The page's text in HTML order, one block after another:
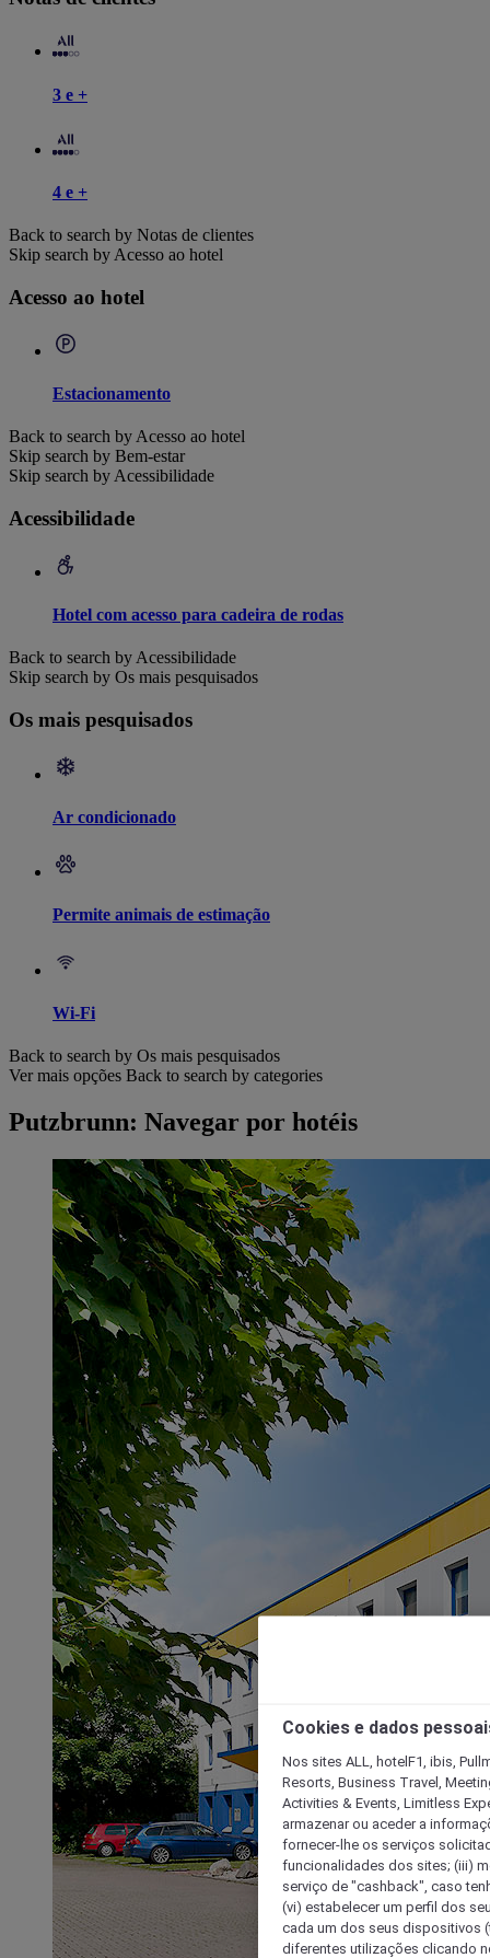
3 e +
4 e +
Back to search by Notas de clientes
Skip search by Acesso ao hotel
Acesso ao hotel
Estacionamento
Back to search by Acesso ao hotel
Skip search by Bem-estar
Skip search by Acessibilidade
Acessibilidade
Hotel com acesso para cadeira de rodas
Back to search by Acessibilidade
Skip search by Os mais pesquisados
Os mais pesquisados
Ar condicionado
Permite animais de estimação
Wi-Fi
Back to search by Os mais pesquisados
Ver mais opções Back to search by categories
Putzbrunn: Navegar por hotéis
Cookies e dados
Nos sites ALL, hotelF1, ibis,
Resorts, Business Travel,
Activities & Events, Limitless
armazenar ou aceder a
fornecer-lhe os serviços
funcionalidades dos sites; (iii)
serviço de "cashback", caso
(vi) estabelecer um perfil dos
cada um dos seus dispositivos
diferentes utilizações clicando